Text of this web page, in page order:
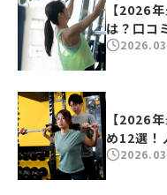
【2026
は？口コ
【2026
め12選！